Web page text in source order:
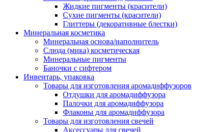
Жидкие пигменты (красители)
Сухие пигменты (красители)
Глиттеры (декоративные блестки)
Минеральная косметика
Минеральная основа/наполнитель
Слюда (мика) косметическая
Минеральные пигменты
Баночки с сифтером
Инвентарь, упаковка
Товары для изготовления аромадиффузоров
Отдушки для аромадиффузора
Палочки для аромадиффузора
Флаконы для аромадиффузора
Товары для изготовления свечей
Аксессуары для свечей